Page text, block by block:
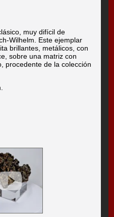
muy difícil de
Wilhelm. Este ejemplar
brillantes, metálicos, con
sobre una matriz con
procedente de la colección